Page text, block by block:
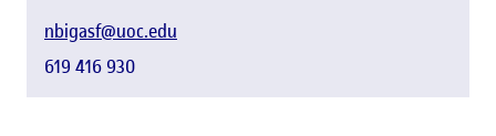
nbigasf@uoc.edu
619 416 930